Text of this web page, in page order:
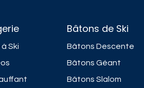
Ski
Bâtons de Ski
Bâtons Descente
Bâtons Géant
Bâtons Slalom